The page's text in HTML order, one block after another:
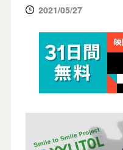
2021/05/27